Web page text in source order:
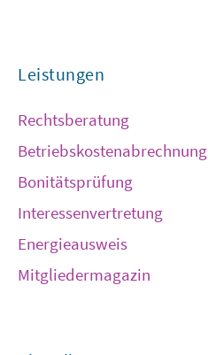
Leistungen
Rechtsberatung
Betriebskostenabrechnung
Bonitätsprüfung
Interessenvertretung
Energieausweis
Mitgliedermagazin